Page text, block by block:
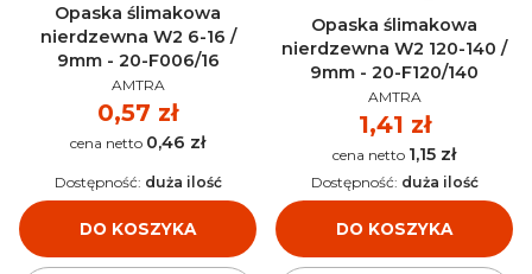
Opaska ślimakowa
nierdzewna W2 6-16 /
9mm - 20-F006/16
PRODUCENT
AMTRA
Cena
0,57 zł
Cena 0,46 zł
DO KOSZYKA
Dostępność: duża ilość
Opaska ślimakowa
nierdzewna W2 120-140 /
9mm - 20-F120/140
PRODUCENT
AMTRA
Cena
1,41 zł
Cena 1,15 zł
DO KOSZYKA
Dostępność: duża ilość